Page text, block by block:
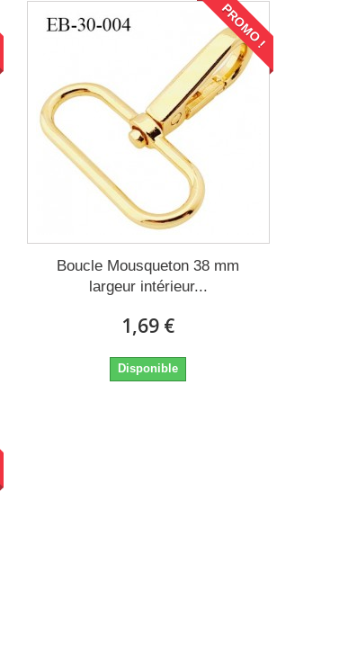
PROMO !
Boucle Mousqueton 38 mm
largeur intérieur...
1,69 €
Disponible